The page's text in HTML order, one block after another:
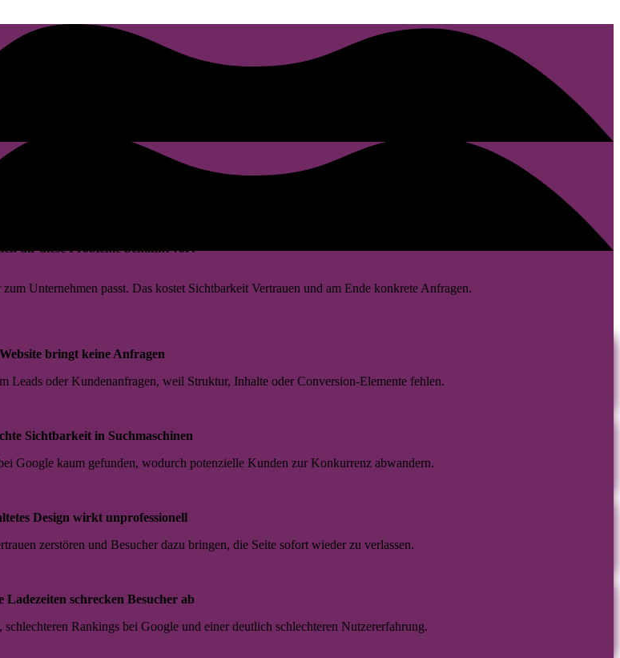
dir diese Probleme bekannt vor?
Unternehmen passt. Das kostet Sichtbarkeit Vertrauen und am Ende konkrete Anfragen.
Website bringt keine Anfragen
Leads oder Kundenanfragen, weil Struktur, Inhalte oder Conversion-Elemente fehlen.
Sichtbarkeit in Suchmaschinen
Google kaum gefunden, wodurch potenzielle Kunden zur Konkurrenz abwandern.
Design wirkt unprofessionell
zerstören und Besucher dazu bringen, die Seite sofort wieder zu verlassen.
Ladezeiten schrecken Besucher ab
Rankings bei Google und einer deutlich schlechteren Nutzererfahrung.